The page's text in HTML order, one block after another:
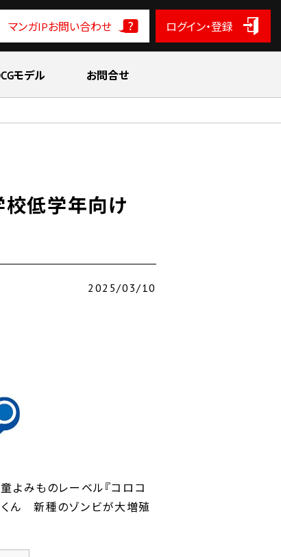
マンガIPお問い合わせ ログイン・登録
モデル お問合せ
校低学年向け
2025/03/10
よみものレーベル『コロコ
くん 新種のゾンビが大増殖